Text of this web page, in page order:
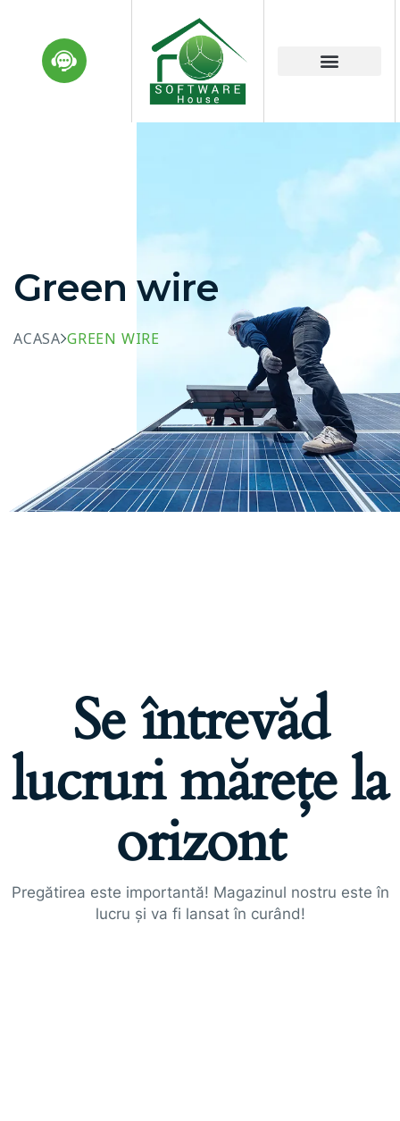
Green wire
ACASA GREEN WIRE
Se întrevăd
lucruri mărețe la
orizont
Pregătirea este importantă! Magazinul nostru este în
lucru și va fi lansat în curând!